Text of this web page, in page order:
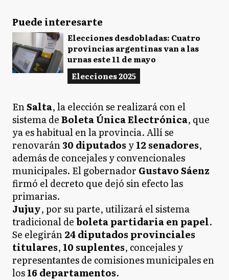
Puede interesarte
Elecciones desdobladas: Cuatro
provincias argentinas van a las
urnas este 11 de mayo
Elecciones 2025
EnSalta, la elección se realizará con el
sistema deBoleta Única Electrónica, que
ya es habitual en la provincia. Allí se
renovarán30 diputadosy12 senadores,
además de concejales y convencionales
municipales. El gobernador Gustavo Sáenz
firmó el decreto que dejó sin efecto las
primarias.
Jujuy, por su parte, utilizará el sistema
tradicional deboleta partidaria en papel.
Se elegirán24 diputados provinciales
titulares, 10 suplentes, concejales y
representantes de comisiones municipales en
los16 departamentos.